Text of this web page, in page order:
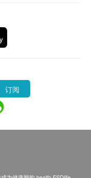
化而成。 Fairey
NSF 42认证，安
全碳过滤，比一般
成。采用最先进
相连锁，不能释
排列，令碳粒锁密
挥到极致。
下订单上之任何
货或取货前透过
可享用由兆链有
后十五天内上网
元件服务，而该
订阅